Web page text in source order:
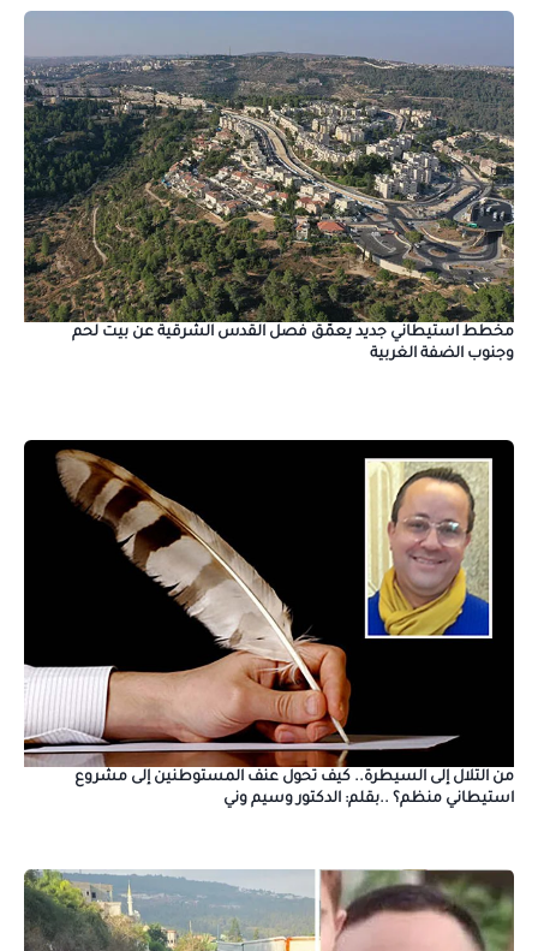
مخطط استيطاني جديد يعمّق فصل القدس الشرقية عن بيت لحم
وجنوب الضفة الغربية
من التلال إلى السيطرة.. كيف تحول عنف المستوطنين إلى مشروع
استيطاني منظم؟ ..بقلم: الدكتور وسيم وني